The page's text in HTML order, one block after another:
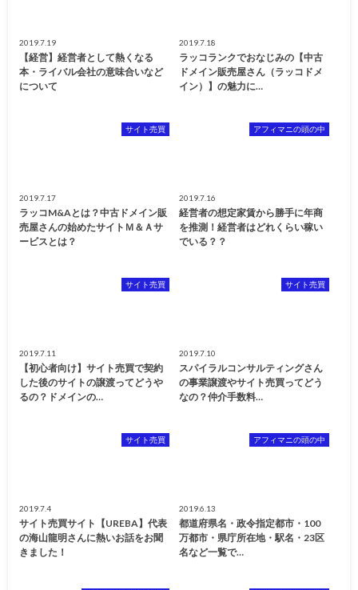
2019.7.19
【経営】経営者として熱くなる
本・ライバル会社の意味合いなど
について
2019.7.18
ラッコランクでおなじみの【中古
ドメイン販売屋さん（ラッコドメ
イン）】の魅力に…
サイト売買
2019.7.17
ラッコM&Aとは？中古ドメイン販
売屋さんの始めたサイトＭ＆Ａサ
ービスとは？
アフィマニの頭の中
2019.7.16
経営者の想定家賃から勝手に年商
を推測！経営者はどれくらい稼い
でいる？？
サイト売買
2019.7.11
【初心者向け】サイト売買で契約
した後のサイトの譲渡ってどうや
るの？ドメインの…
サイト売買
2019.7.10
スパイラルコンサルティングさん
の事業譲渡やサイト売買ってどう
なの？仲介手数料…
サイト売買
2019.7.4
サイト売買サイト【UREBA】代表
の海山龍明さんに熱いお話をお聞
きました！
アフィマニの頭の中
2019.6.13
都道府県名・政令指定都市・100
万都市・県庁所在地・駅名・23区
名など一覧で…